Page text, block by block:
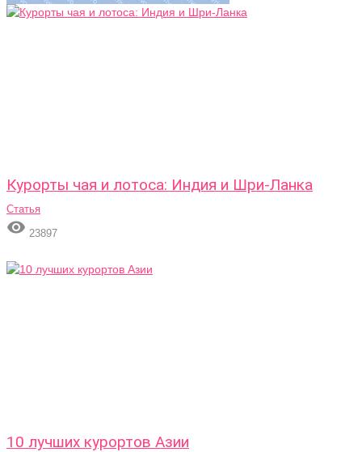
Курорты чая и лотоса: Индия и Шри-Ланка
Статья
 23897
10 лучших курортов Азии